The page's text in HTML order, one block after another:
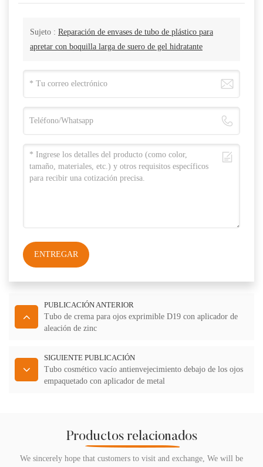
Sujeto : Reparación de envases de tubo de plástico para
apretar con boquilla larga de suero de gel hidratante
ENTREGAR
PUBLICACIÓN ANTERIOR
Tubo de crema para ojos exprimible D19 con aplicador de
aleación de zinc
SIGUIENTE PUBLICACIÓN
Tubo cosmético vacío antienvejecimiento debajo de los ojos
empaquetado con aplicador de metal
Productos relacionados
We sincerely hope that customers to visit and exchange, We will be